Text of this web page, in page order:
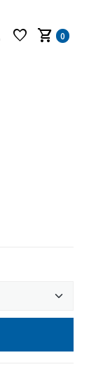
favorite shopping_cart 0